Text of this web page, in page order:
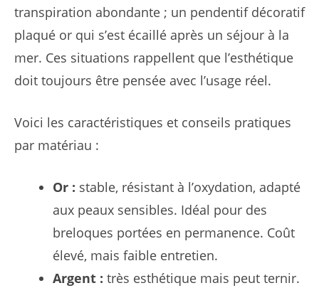
transpiration abondante ; un pendentif décoratif
plaqué or qui s’est écaillé après un séjour à la
mer. Ces situations rappellent que l’esthétique
doit toujours être pensée avec l’usage réel.
Voici les caractéristiques et conseils pratiques
par matériau :
Or : stable, résistant à l’oxydation, adapté
aux peaux sensibles. Idéal pour des
breloques portées en permanence. Coût
élevé, mais faible entretien.
Argent : très esthétique mais peut ternir.